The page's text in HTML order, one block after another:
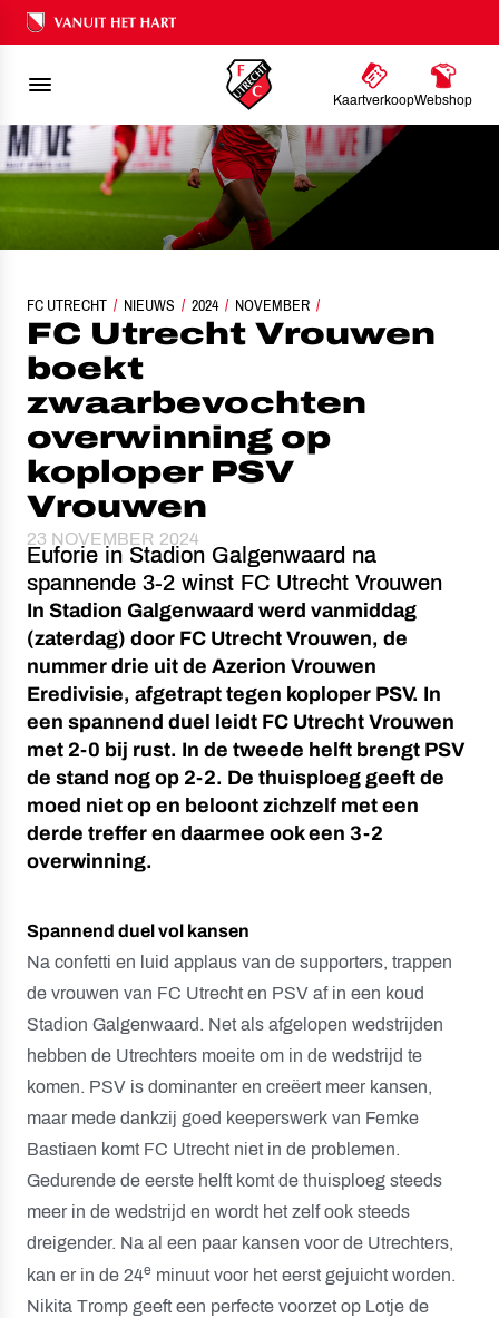
Ons nalatenschap
KaartverkoopWebshop
FC UTRECHT NIEUWS 2024 NOVEMBER
FC UTRECHT VROUWEN BOEKT ZWAARBEVOCHTEN OVERWINNING OP
FC Utrecht Vrouwen
boekt
zwaarbevochten
overwinning op
koploper PSV
Vrouwen
23 NOVEMBER 2024
Euforie in Stadion Galgenwaard na
spannende 3-2 winst FC Utrecht Vrouwen
In Stadion Galgenwaard werd vanmiddag
(zaterdag) door FC Utrecht Vrouwen, de
nummer drie uit de Azerion Vrouwen
Eredivisie, afgetrapt tegen koploper PSV. In
een spannend duel leidt FC Utrecht Vrouwen
met 2-0 bij rust. In de tweede helft brengt PSV
de stand nog op 2-2. De thuisploeg geeft de
moed niet op en beloont zichzelf met een
derde treffer en daarmee ook een 3-2
overwinning.
Spannend duel vol kansen
Na confetti en luid applaus van de supporters, trappen
de vrouwen van FC Utrecht en PSV af in een koud
Stadion Galgenwaard. Net als afgelopen wedstrijden
hebben de Utrechters moeite om in de wedstrijd te
komen. PSV is dominanter en creëert meer kansen,
maar mede dankzij goed keeperswerk van Femke
Bastiaen komt FC Utrecht niet in de problemen.
Gedurende de eerste helft komt de thuisploeg steeds
meer in de wedstrijd en wordt het zelf ook steeds
dreigender. Na al een paar kansen voor de Utrechters,
kan er in de 24e minuut voor het eerst gejuicht worden.
Nikita Tromp geeft een perfecte voorzet op Lotje de